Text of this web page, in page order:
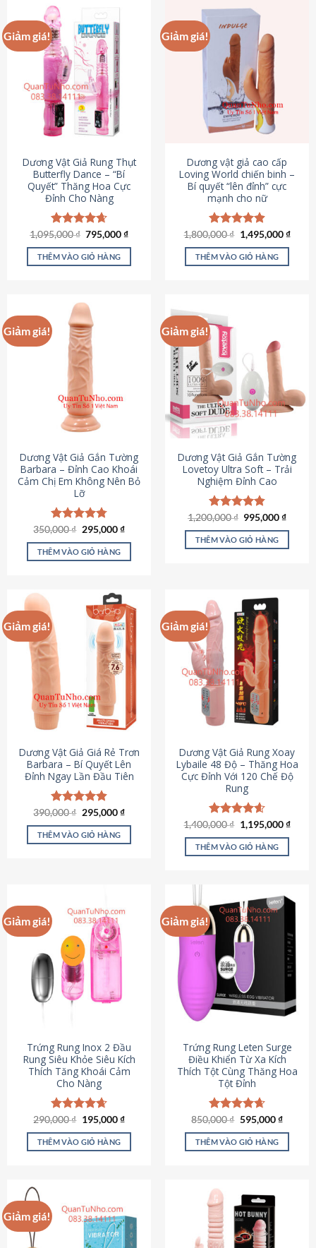
Giảm giá!
Dương Vật Giả Rung Thụt
Butterfly Dance – “Bí
Quyết” Thăng Hoa Cực
Đỉnh Cho Nàng
Được xếp
hạng4.65
5 sao
1,095,000₫ Giá
là:
1,095,000 ₫.
795,000₫Giá
tại
THÊM VÀO GIỎ HÀNG
Giảm giá!
Dương vật giả cao cấp
Loving World chiến binh –
Bí quyết “lên đỉnh” cực
mạnh cho nữ
Được xếp
hạng4.89
5 sao
1,800,000₫ Giá
gốc
là:
1,800,000 ₫.
1,495,000₫Giá
THÊM VÀO GIỎ HÀNG
Giảm giá!
Dương Vật Giả Gắn Tường
Barbara – Đỉnh Cao Khoái
Cảm Chị Em Không Nên Bỏ
Lỡ
Được xếp
hạng4.79
5 sao
350,000₫ Giá
là:
350,000 ₫.
295,000₫Giá
tại
THÊM VÀO GIỎ HÀNG
Giảm giá!
Dương Vật Giả Gắn Tường
Lovetoy Ultra Soft – Trải
Nghiệm Đỉnh Cao
Được xếp
hạng4.82
5 sao
1,200,000₫ Giá
là:
1,200,000 ₫.
995,000₫Giá
tại
THÊM VÀO GIỎ HÀNG
Giảm giá!
Dương Vật Giả Giá Rẻ Trơn
Barbara – Bí Quyết Lên
Đỉnh Ngay Lần Đầu Tiên
Được xếp
hạng4.90
5 sao
390,000₫ Giá
là:
390,000 ₫.
295,000₫Giá
tại
THÊM VÀO GIỎ HÀNG
Giảm giá!
Dương Vật Giả Rung Xoay
Lybaile 48 Độ – Thăng Hoa
Cực Đỉnh Với 120 Chế Độ
Rung
Được xếp
hạng4.62
5 sao
1,400,000₫ Giá
gốc
là:
1,400,000 ₫.
1,195,000₫Giá
THÊM VÀO GIỎ HÀNG
Giảm giá!
Trứng Rung Inox 2 Đầu
Rung Siêu Khỏe Siêu Kích
Thích Tăng Khoái Cảm
Cho Nàng
Được xếp
hạng4.64
5 sao
290,000₫ Giá
là:
290,000 ₫.
195,000₫Giá
tại
THÊM VÀO GIỎ HÀNG
Giảm giá!
Trứng Rung Leten Surge
Điều Khiển Từ Xa Kích
Thích Tột Cùng Thăng Hoa
Tột Đỉnh
Được xếp
hạng4.69
5 sao
850,000₫ Giá
là:
850,000 ₫.
595,000₫Giá
tại
THÊM VÀO GIỎ HÀNG
Giảm giá!